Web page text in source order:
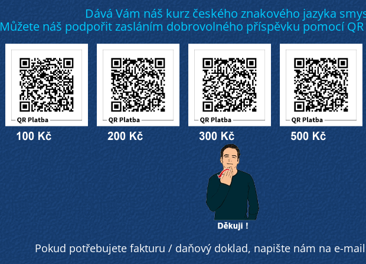
Dává Vám náš kurz českého znakového jazyka
Můžete náš podpořit zasláním dobrovolného příspěvku pomocí
Pokud potřebujete fakturu / daňový doklad, napište nám na e-